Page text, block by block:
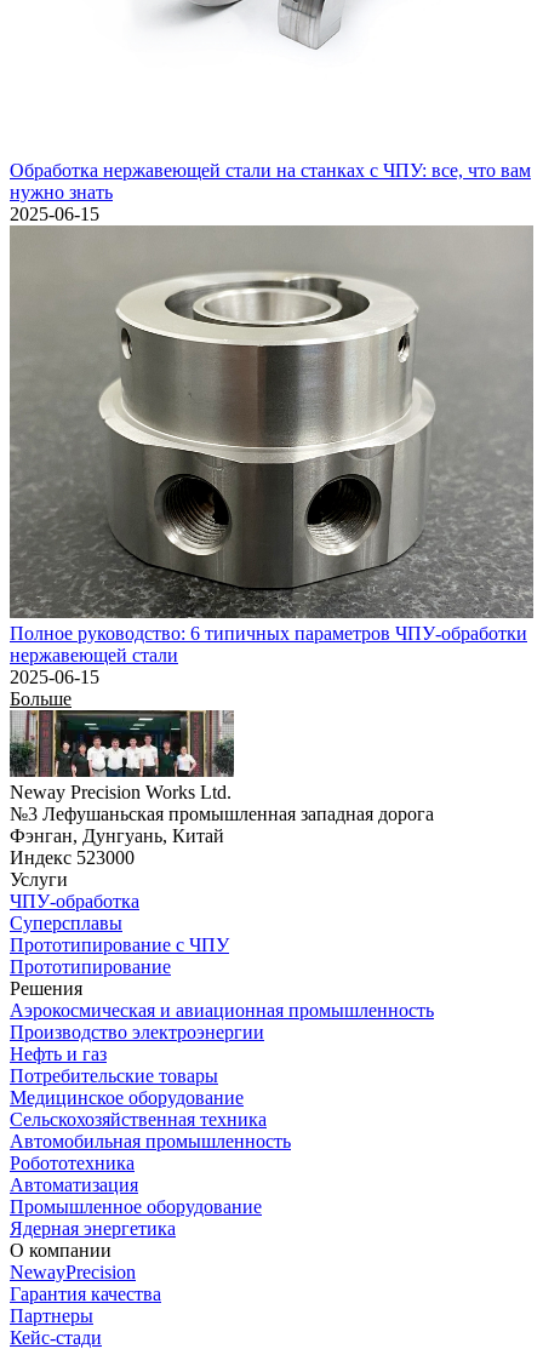
Обработка нержавеющей стали на станках с ЧПУ: все, что вам
нужно знать
2025-06-15
Полное руководство: 6 типичных параметров ЧПУ-обработки
нержавеющей стали
2025-06-15
Больше
Neway Precision Works Ltd.
№3 Лефушаньская промышленная западная дорога
Фэнган, Дунгуань, Китай
Индекс 523000
Услуги
ЧПУ-обработка
Суперсплавы
Прототипирование с ЧПУ
Прототипирование
Решения
Аэрокосмическая и авиационная промышленность
Производство электроэнергии
Нефть и газ
Потребительские товары
Медицинское оборудование
Сельскохозяйственная техника
Автомобильная промышленность
Робототехника
Автоматизация
Промышленное оборудование
Ядерная энергетика
О компании
NewayPrecision
Гарантия качества
Партнеры
Кейс-стади